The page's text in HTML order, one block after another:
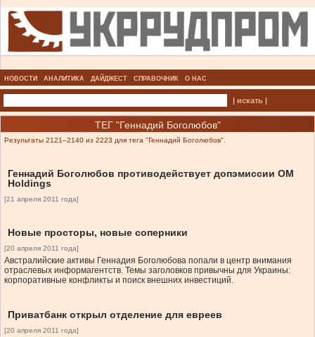
НОВОСТИ АНАЛИТИКА ДАЙДЖЕСТ СПРАВОЧНИК О НАС
| искать |
ТЕГ "Геннадий Боголюбов"
Результаты 2121–2140 из 2223 для тега "Геннадий Боголюбов".
Геннадий Боголюбов противодействует допэмиссии OM
Holdings
[21 апреля 2011 года]
Новые просторы, новые соперники
[20 апреля 2011 года]
Австралийские активы Геннадия Боголюбова попали в центр внимания
отраслевых информагентств. Темы заголовков привычны для Украины:
корпоративные конфликты и поиск внешних инвестиций.
Приватбанк открыл отделение для евреев
[20 апреля 2011 года]